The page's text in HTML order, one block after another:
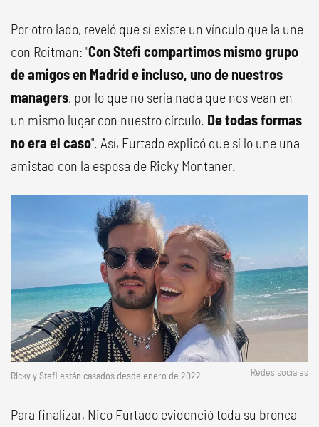
Por otro lado, reveló que sí existe un vínculo que la une
con Roitman: "Con Stefi compartimos mismo grupo
de amigos en Madrid e incluso, uno de nuestros
managers, por lo que no sería nada que nos vean en
un mismo lugar con nuestro círculo. De todas formas
no era el caso". Así, Furtado explicó que sí lo une una
amistad con la esposa de Ricky Montaner.
Ricky y Stefi están casados desde enero de 2022. Redes sociales
Para finalizar, Nico Furtado evidenció toda su bronca